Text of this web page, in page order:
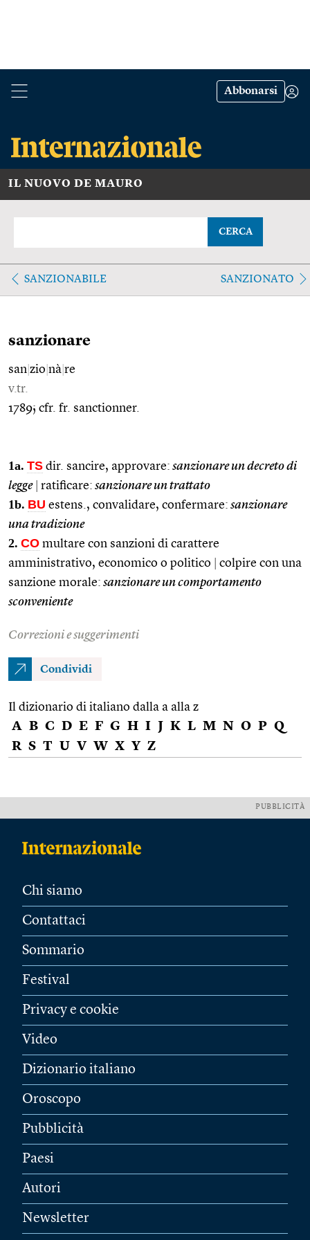
Abbonarsi
IL NUOVO DE MAURO
CERCA
SANZIONABILE SANZIONATO
sanzionare
san zio nà re
v.tr.
1789; cfr. fr. sanctionner.
1a. TS dir. sancire, approvare: sanzionare un decreto di
legge
ratificare: sanzionare un trattato
1b. BU estens., convalidare, confermare: sanzionare
una tradizione
2. CO multare con sanzioni di carattere
amministrativo, economico o politico
colpire con una
sanzione morale: sanzionare un comportamento
sconveniente
Correzioni e suggerimenti
Condividi
Il dizionario di italiano dalla a alla z
A B C D E F G H I J K L M N O P Q
R S T U V W X Y Z
PUBBLICITÀ
Chi siamo
Contattaci
Sommario
Festival
Privacy e cookie
Video
Dizionario italiano
Oroscopo
Pubblicità
Paesi
Autori
Newsletter